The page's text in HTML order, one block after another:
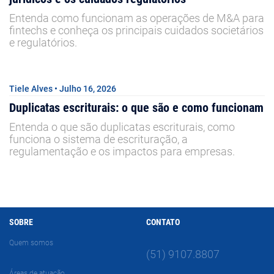
Entenda como funcionam as operações de M&A para
fintechs e conheça os principais cuidados societários
e regulatórios.
Tiele Alves • Julho 16, 2026
Duplicatas escriturais: o que são e como funcionam
Entenda o que são duplicatas escriturais, como
funciona o sistema de escrituração, a
regulamentação e os impactos para empresas.
SOBRE
Quem somos
CONTATO
(51) 9107.8807